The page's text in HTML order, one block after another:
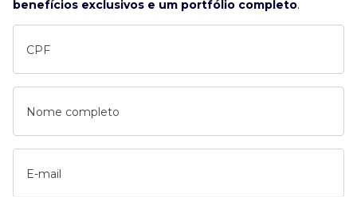
benefícios exclusivos e um portfólio completo.
CPF
Nome completo
E-mail